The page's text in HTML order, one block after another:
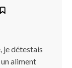
je détestais
un aliment